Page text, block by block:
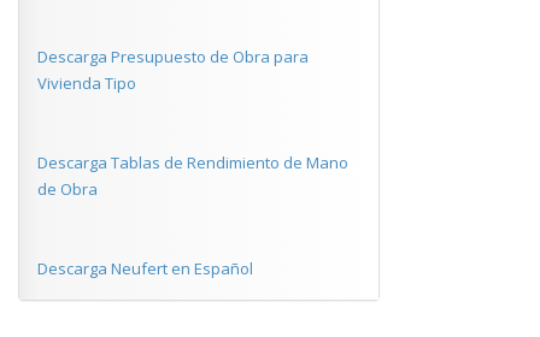
Descarga Presupuesto de Obra para
Vivienda Tipo
Descarga Tablas de Rendimiento de Mano
de Obra
Descarga Neufert en Español